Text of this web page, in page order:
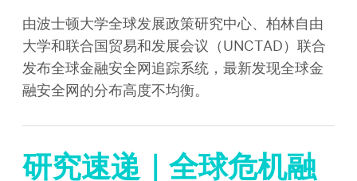
由波士顿大学全球发展政策研究中心、柏林自由
大学和联合国贸易和发展会议（UNCTAD）联合
发布全球金融安全网追踪系统，最新发现全球金
融安全网的分布高度不均衡。
研究速递｜全球危机融